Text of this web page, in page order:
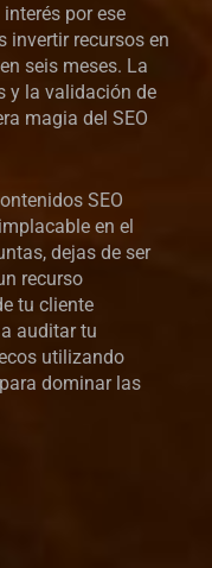
por ese
invertir recursos en
seis meses. La
y la validación de
magia del SEO
SEO
en el
dejas de ser
recurso
tu cliente
auditar tu
utilizando
dominar las